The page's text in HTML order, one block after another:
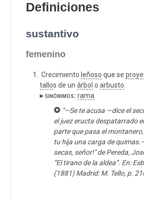
Definiciones
sustantivo
femenino
Crecimiento leñoso que se
tallos de un árbol o arbusto
▸ sinónimos: rama
"—Se te acusa —dice el
el juez eructa despatarrado
parte que pasa el
tu hija una carga de
secas, señor!" de Pereda,
“El tirano de la aldea”. En:
(1881) Madrid: M. Tello, p.